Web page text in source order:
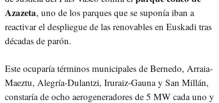
Azazeta, uno de los parques que se suponía iban a
reactivar el despliegue de las renovables en Euskadi tras
décadas de parón.
Este ocuparía términos municipales de Bernedo, Arraia-
Maeztu, Alegría-Dulantzi, Iruraiz-Gauna y San Millán,
constaría de ocho aerogeneradores de 5 MW cada uno y